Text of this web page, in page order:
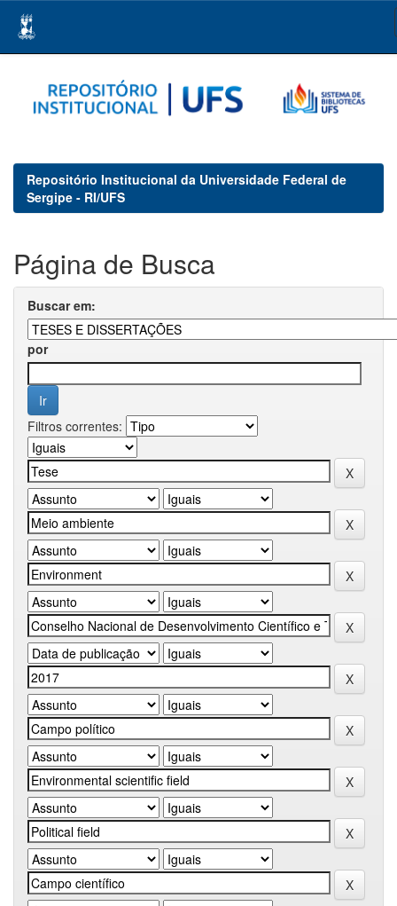
navigation
Repositório Institucional da Universidade Federal de
Sergipe - RI/UFS
Página de Busca
Buscar em:
por
Filtros correntes: